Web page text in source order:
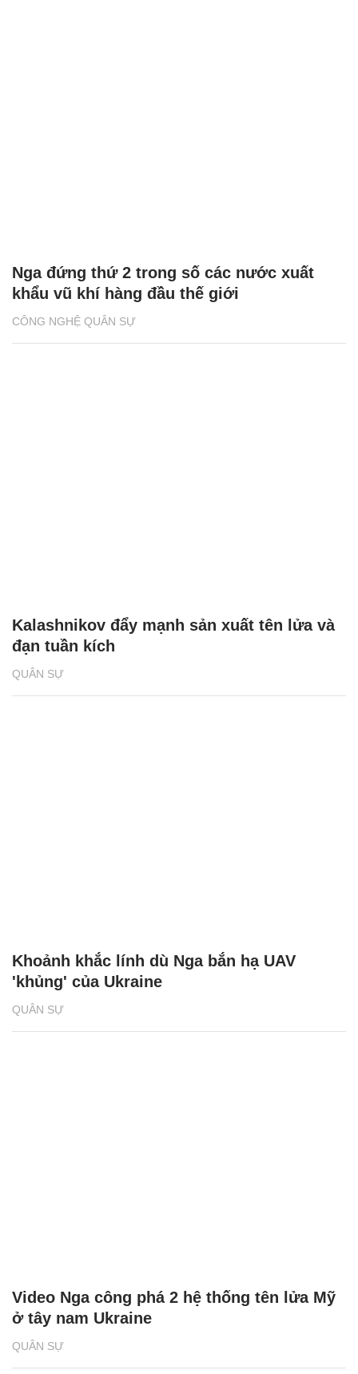
CÔNG NGHỆ QUÂN SỰ
Nga đứng thứ 2 trong số các nước xuất
khẩu vũ khí hàng đầu thế giới
QUÂN SỰ
Kalashnikov đẩy mạnh sản xuất tên lửa và
đạn tuần kích
QUÂN SỰ
Khoảnh khắc lính dù Nga bắn hạ UAV
'khủng' của Ukraine
QUÂN SỰ
Video Nga công phá 2 hệ thống tên lửa Mỹ
ở tây nam Ukraine